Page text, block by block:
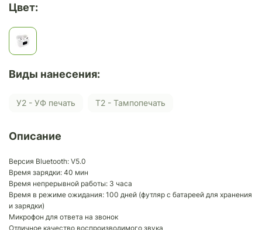
Цвет:
Виды нанесения:
У2 - УФ печать Т2 - Тампопечать
Описание
Версия Bluetooth: V5.0
Время зарядки: 40 мин
Время непрерывной работы: 3 часа
Время в режиме ожидания: 100 дней (футляр с батареей для хранения
и зарядки)
Микрофон для ответа на звонок
Отличное качество воспроизводимого звука